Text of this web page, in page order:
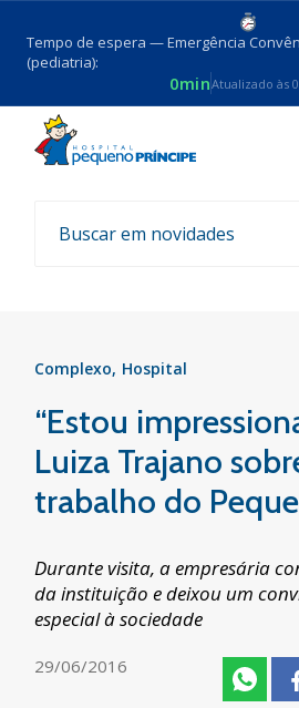
Tempo de espera — Emergência
(pediatria):
0minAtualizado às
Voltar
Notícias
Complexo Hospital
“Estou
Luiza Trajano
trabalho do
Durante visita, a empresária
da instituição e deixou um
especial à sociedade
29/06/2016